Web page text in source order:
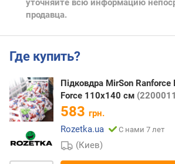
уточняйте всю информацию
продавца.
Где купить?
Підковдра MirSon
Force 110х140 см
583 грн.
Rozetka.ua
С нами 7 лет
(Киев)